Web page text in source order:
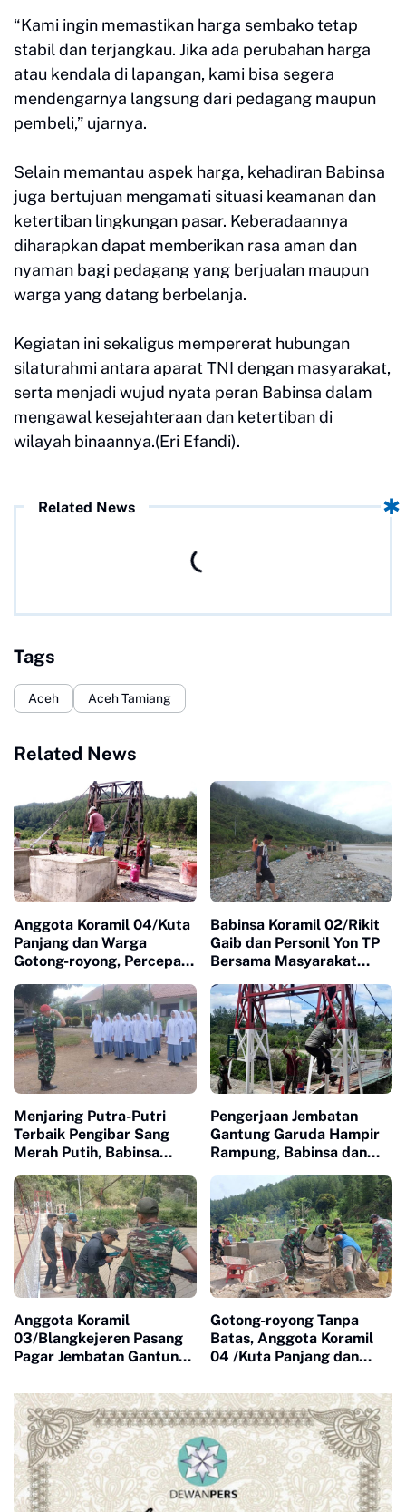
“Kami ingin memastikan harga sembako tetap
stabil dan terjangkau. Jika ada perubahan harga
atau kendala di lapangan, kami bisa segera
mendengarnya langsung dari pedagang maupun
pembeli,” ujarnya.
Selain memantau aspek harga, kehadiran Babinsa
juga bertujuan mengamati situasi keamanan dan
ketertiban lingkungan pasar. Keberadaannya
diharapkan dapat memberikan rasa aman dan
nyaman bagi pedagang yang berjualan maupun
warga yang datang berbelanja.
Kegiatan ini sekaligus mempererat hubungan
silaturahmi antara aparat TNI dengan masyarakat,
serta menjadi wujud nyata peran Babinsa dalam
mengawal kesejahteraan dan ketertiban di
wilayah binaannya.(Eri Efandi).
Related News
Tags
Aceh Aceh Tamiang
Related News
Anggota Koramil 04/Kuta
Panjang dan Warga
Gotong-royong, Percepat
Jembatan Gantung
Babinsa Koramil 02/Rikit
Gaib dan Personil Yon TP
Bersama Masyarakat
Mengumpulkan Batu
Untuk Jembatan Gantung
Menjaring Putra-Putri
Terbaik Pengibar Sang
Merah Putih, Babinsa
Dampingi Seleksi Calon
Paskibraka
Pengerjaan Jembatan
Gantung Garuda Hampir
Rampung, Babinsa dan
Anggota Koramil
03/Blangkejeren Pasang
Pagar Jembatan Gantung
Segera Rampung
Gotong-royong Tanpa
Batas, Anggota Koramil
04 /Kuta Panjang dan
Gantung